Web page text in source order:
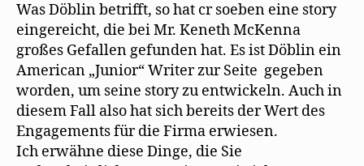
Was Döblin betrifft, so hat cr soeben eine story
eingereicht, die bei Mr. Keneth McKenna
großes Gefallen gefunden hat. Es ist Döblin ein
American „Junior“ Writer zur Seite gegeben
worden, um seine story zu entwickeln. Auch in
diesem Fall also hat sich bereits der Wert des
Engagements für die Firma erwiesen.
Ich erwähne diese Dinge, die Sie